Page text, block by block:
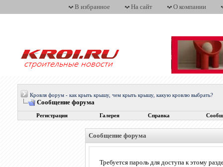
В избранное На сайт О компании
Кровля форум - как крыть крышу, чем крыть крышу, какую кровлю выбрать?
Сообщение форума
Регистрация Галерея Справка
Сообщение форума
Требуется пароль для доступа к этому